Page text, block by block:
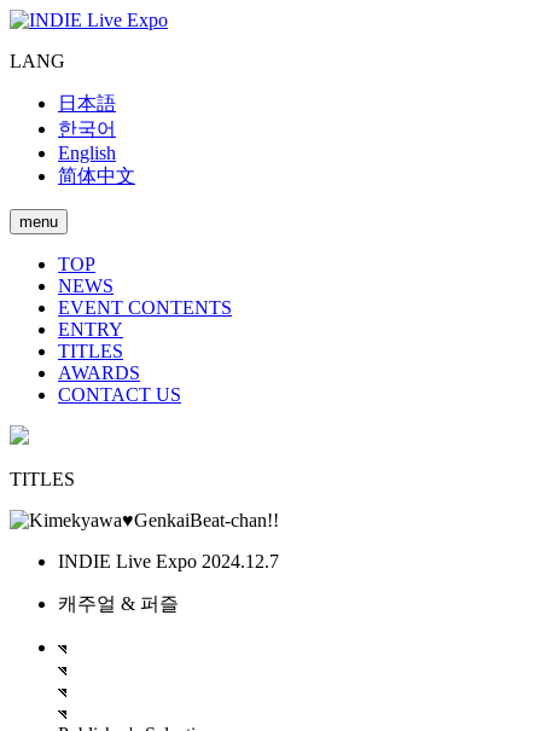
LANG
日本語
한국어
English
简体中文
menu
TOP
NEWS
EVENT CONTENTS
ENTRY
TITLES
AWARDS
CONTACT US
TITLES
INDIE Live Expo 2024.12.7
캐주얼 & 퍼즐